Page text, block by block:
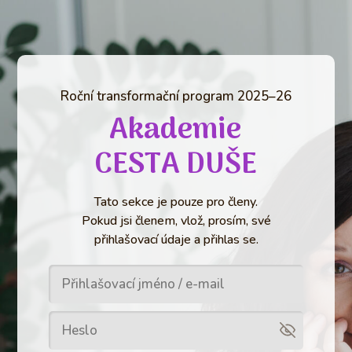
Roční transformační program 2025–26
Akademie
CESTA DUŠE
Tato sekce je pouze pro členy.
Pokud jsi členem, vlož, prosím, své
přihlašovací údaje a přihlas se.